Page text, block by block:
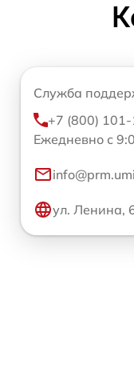
Служба
+7 (800)
Ежедневно с
ул. Ленина,